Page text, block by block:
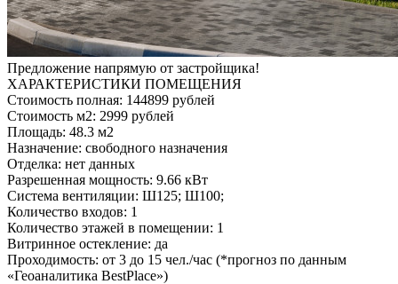
Предложение напрямую от застройщика!
ХАРАКТЕРИСТИКИ ПОМЕЩЕНИЯ
Стоимость полная: 144899 рублей
Стоимость м2: 2999 рублей
Площадь: 48.3 м2
Назначение: свободного назначения
Отделка: нет данных
Разрешенная мощность: 9.66 кВт
Система вентиляции: Ш125; Ш100;
Количество входов: 1
Количество этажей в помещении: 1
Витринное остекление: да
Проходимость: от 3 до 15 чел./час (*прогноз по данным
«Геоаналитика BestPlace»)